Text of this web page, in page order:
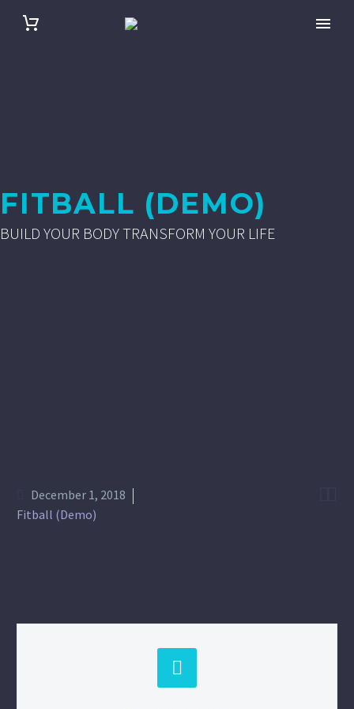
FITBALL (DEMO)
BUILD YOUR BODY TRANSFORM YOUR LIFE
December 1, 2018
Fitball (Demo)

